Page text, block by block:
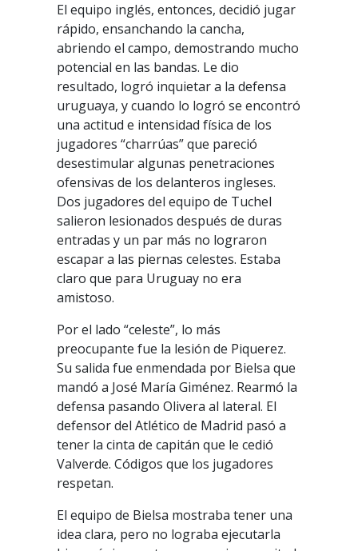
El equipo inglés, entonces, decidió jugar
rápido, ensanchando la cancha,
abriendo el campo, demostrando mucho
potencial en las bandas. Le dio
resultado, logró inquietar a la defensa
uruguaya, y cuando lo logró se encontró
una actitud e intensidad física de los
jugadores “charrúas” que pareció
desestimular algunas penetraciones
ofensivas de los delanteros ingleses.
Dos jugadores del equipo de Tuchel
salieron lesionados después de duras
entradas y un par más no lograron
escapar a las piernas celestes. Estaba
claro que para Uruguay no era
amistoso.
Por el lado “celeste”, lo más
preocupante fue la lesión de Piquerez.
Su salida fue enmendada por Bielsa que
mandó a José María Giménez. Rearmó la
defensa pasando Olivera al lateral. El
defensor del Atlético de Madrid pasó a
tener la cinta de capitán que le cedió
Valverde. Códigos que los jugadores
respetan.
El equipo de Bielsa mostraba tener una
idea clara, pero no lograba ejecutarla